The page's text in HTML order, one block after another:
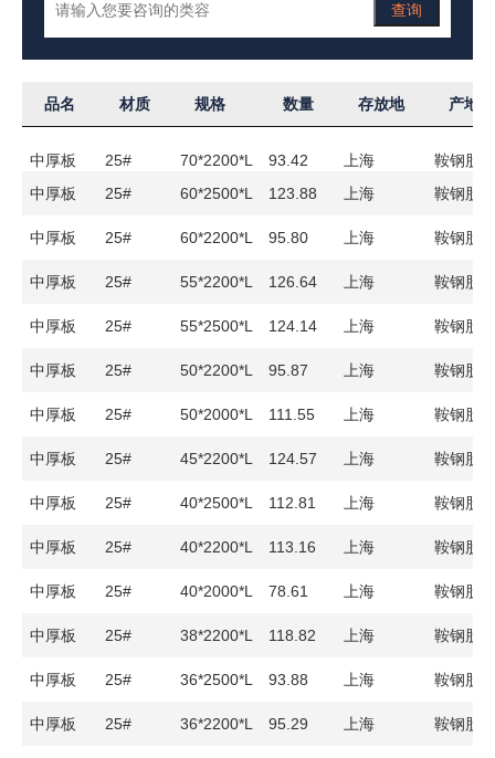
查询
品名 材质 规格 数量 存放地 产地
中厚板 25# 70*2200*L 93.42 上海
鞍钢股份
中厚板
25# 60*2500*L 123.88 上海 鞍钢股份
中厚板 25# 60*2200*L 95.80 上海 鞍钢股份
中厚板 25# 55*2200*L 126.64 上海 鞍钢股份
中厚板 25# 55*2500*L 124.14 上海 鞍钢股份
中厚板 25# 50*2200*L 95.87 上海 鞍钢股份
中厚板 25# 50*2000*L 111.55 上海 鞍钢股份
中厚板 25# 45*2200*L 124.57 上海 鞍钢股份
中厚板 25# 40*2500*L 112.81 上海 鞍钢股份
中厚板 25# 40*2200*L 113.16 上海 鞍钢股份
中厚板 25# 40*2000*L 78.61 上海 鞍钢股份
中厚板 25# 38*2200*L 118.82 上海 鞍钢股份
中厚板 25# 36*2500*L 93.88 上海 鞍钢股份
中厚板 25# 36*2200*L 95.29 上海 鞍钢股份